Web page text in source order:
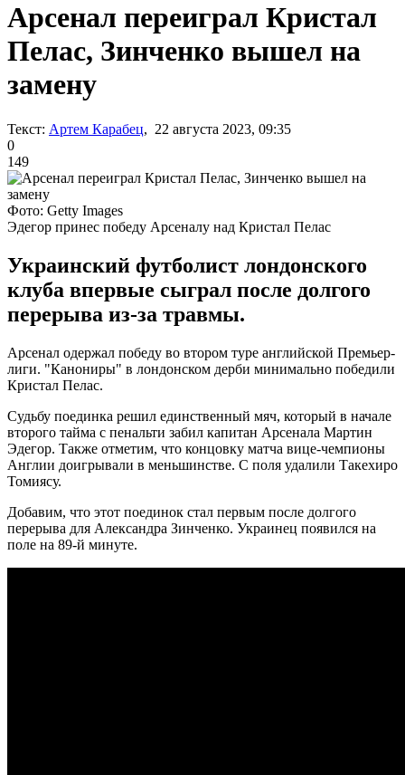
Арсенал переиграл Кристал
Пелас, Зинченко вышел на
замену
Текст: Артем Карабец, 22 августа 2023, 09:35
0
149
Фото: Getty Images
Эдегор принес победу Арсеналу над Кристал Пелас
Украинский футболист лондонского
клуба впервые сыграл после долгого
перерыва из-за травмы.
Арсенал одержал победу во втором туре английской Премьер-
лиги. "Канониры" в лондонском дерби минимально победили
Кристал Пелас.
Судьбу поединка решил единственный мяч, который в начале
второго тайма с пенальти забил капитан Арсенала Мартин
Эдегор. Также отметим, что концовку матча вице-чемпионы
Англии доигрывали в меньшинстве. С поля удалили Такехиро
Томиясу.
Добавим, что этот поединок стал первым после долгого
перерыва для Александра Зинченко. Украинец появился на
поле на 89-й минуте.